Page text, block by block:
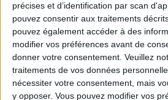
précises et d’identification par scan
pouvez consentir aux traitements
pouvez également accéder à des
modifier vos préférences avant de
donner votre consentement. Veuillez
traitements de vos données
nécessiter votre consentement, mais
y opposer. Vous pouvez modifier vos
15 IDEAS FOR ENJOYING